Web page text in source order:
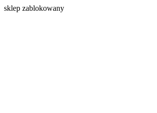
sklep zablokowany